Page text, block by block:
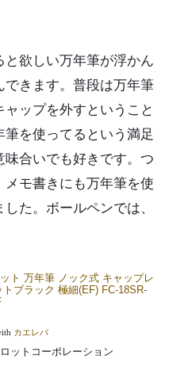
欲しい万年筆が浮かん
きます。普段は万年筆
ップを外すということ
を使ってるという満足
合いでも好きです。つ
モ書きにも万年筆を使
た。ボールペンでは、
ト 万年筆 ノック式 キャップレ
トブラック 極細(EF) FC-18SR-
カエレバ
ットコーポレーション